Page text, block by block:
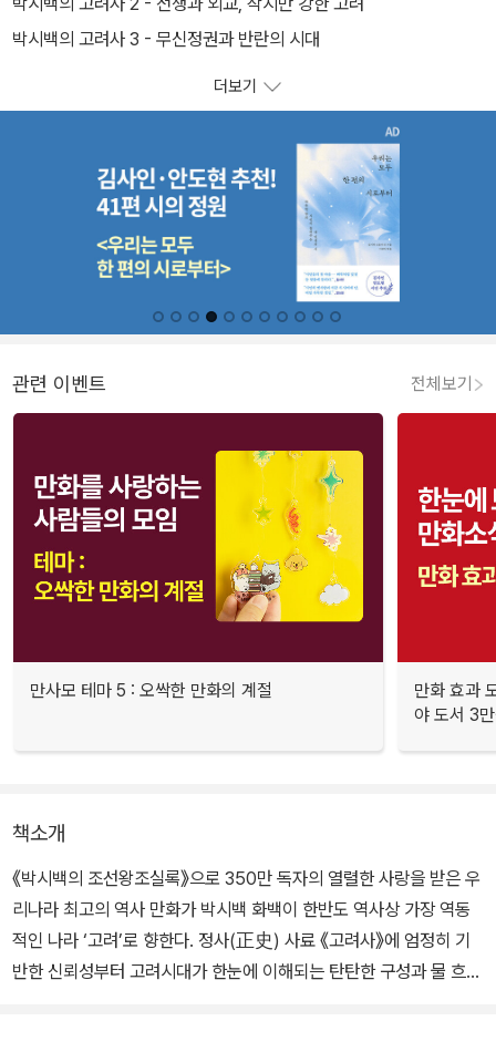
박시백의 고려사 3 - 무신정권과 반란의 시대
더보기
관련 이벤트 전체보기
만사모 테마 5 : 오싹한 만화의 계절
만화 효과
야 도서 3
책소개
《박시백의 조선왕조실록》으로 350만 독자의 열렬한 사랑을 받은 우
리나라 최고의 역사 만화가 박시백 화백이 한반도 역사상 가장 역동
적인 나라 ‘고려’로 향한다. 정사(正史) 사료 《고려사》에 엄정히 기
반한 신뢰성부터 고려시대가 한눈에 이해되는 탄탄한 구성과 물 흐르